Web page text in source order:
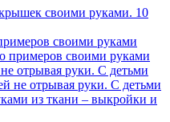
своими руками
отрывая руки. С детьми
из ткани – выкройки и